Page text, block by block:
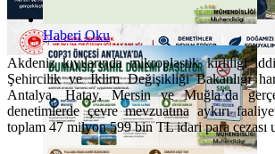
Haberi Oku
Akdeniz kıyılarında mikroplastik kirliliği
Şehircilik ve İklim Değişikliği Bakanlığı
Antalya, Hatay, Mersin ve Muğla’da
denetimlerde çevre mevzuatına aykırı
toplam 47 milyon 599 bin TL idari para cezası